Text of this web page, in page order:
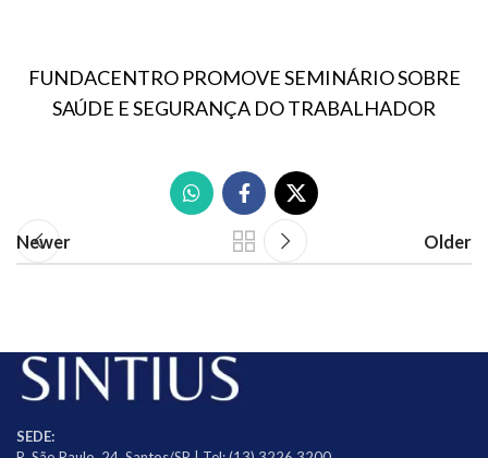
FUNDACENTRO PROMOVE SEMINÁRIO SOBRE
SAÚDE E SEGURANÇA DO TRABALHADOR
Newer Older
SEDE: